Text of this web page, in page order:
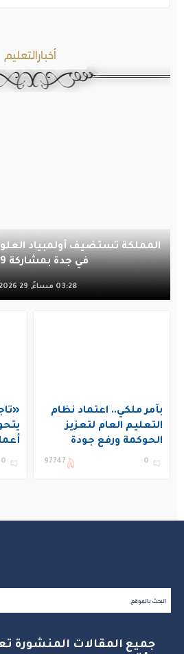
أخبارالتعليم
في جدة بمشاركة 19 دولة
03:28 مساءً, 29 Jul 2026
بأمر ملكي.. اعتماد نظام
التعليم العام لتعزيز
الحوكمة ورفع جودة
التعليم في المملكة
0
97747
0
جميع المقالات